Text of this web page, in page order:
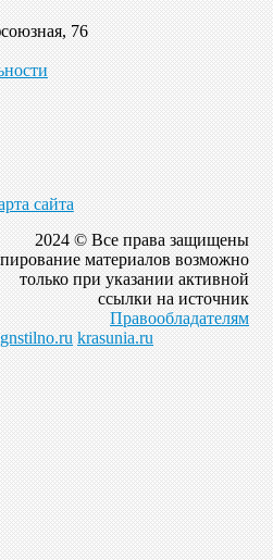
76
сайта
2024 © Все права защищены
материалов возможно
только при указании активной
ссылки на источник
Правообладателям
krasunia.ru